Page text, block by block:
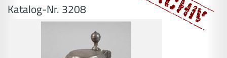
Katalog-Nr. 3208